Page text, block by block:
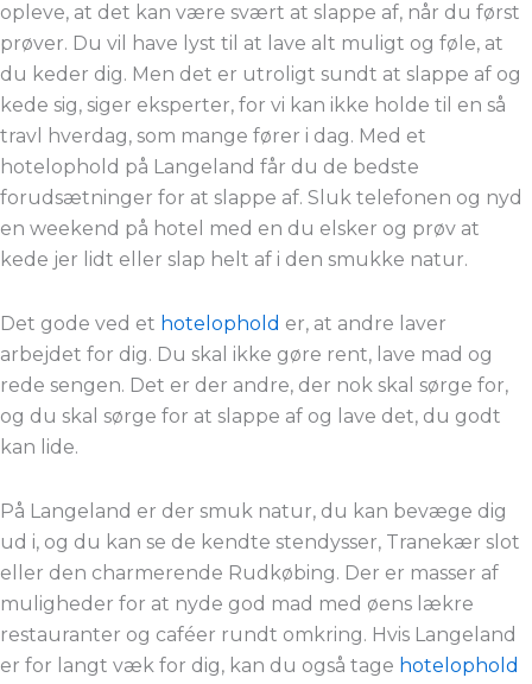
opleve, at det kan være svært at slappe af, når du først
prøver. Du vil have lyst til at lave alt muligt og føle, at
du keder dig. Men det er utroligt sundt at slappe af og
kede sig, siger eksperter, for vi kan ikke holde til en så
travl hverdag, som mange fører i dag. Med et
hotelophold på Langeland får du de bedste
forudsætninger for at slappe af. Sluk telefonen og nyd
en weekend på hotel med en du elsker og prøv at
kede jer lidt eller slap helt af i den smukke natur.
Det gode ved et hotelophold er, at andre laver
arbejdet for dig. Du skal ikke gøre rent, lave mad og
rede sengen. Det er der andre, der nok skal sørge for,
og du skal sørge for at slappe af og lave det, du godt
kan lide.
På Langeland er der smuk natur, du kan bevæge dig
ud i, og du kan se de kendte stendysser, Tranekær slot
eller den charmerende Rudkøbing. Der er masser af
muligheder for at nyde god mad med øens lækre
restauranter og caféer rundt omkring. Hvis Langeland
er for langt væk for dig, kan du også tage hotelophold